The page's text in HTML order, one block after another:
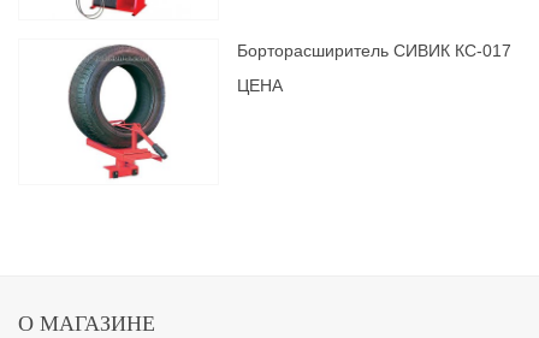
Борторасширитель СИВИК КС-017
ЦЕНА
О МАГАЗИНЕ